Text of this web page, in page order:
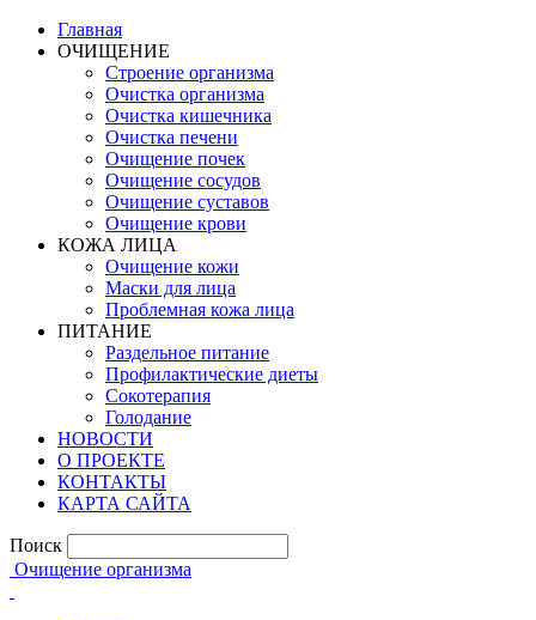
Главная
ОЧИЩЕНИЕ
Строение организма
Очистка организма
Очистка кишечника
Очистка печени
Очищение почек
Очищение сосудов
Очищение суставов
Очищение крови
КОЖА ЛИЦА
Очищение кожи
Маски для лица
Проблемная кожа лица
ПИТАНИЕ
Раздельное питание
Профилактические диеты
Сокотерапия
Голодание
НОВОСТИ
О ПРОЕКТЕ
КОНТАКТЫ
КАРТА САЙТА
Поиск
Очищение организма